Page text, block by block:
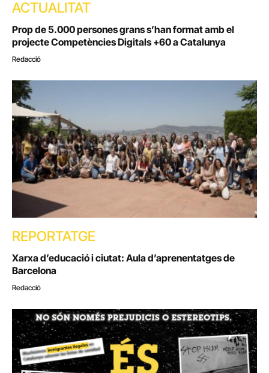
ACTUALITAT
Prop de 5.000 persones grans s’han format amb el
projecte Competències Digitals +60 a Catalunya
Redacció
REPORTATGE
Xarxa d’educació i ciutat: Aula d’aprenentatges de
Barcelona
Redacció